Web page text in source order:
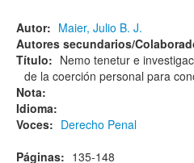
Autor: Maier, Julio B. J.
Autores secundarios/
Título: Nemo tenetur e
de la coerción personal para
Nota:
Idioma:
Voces: Derecho Penal
Páginas: 135-148